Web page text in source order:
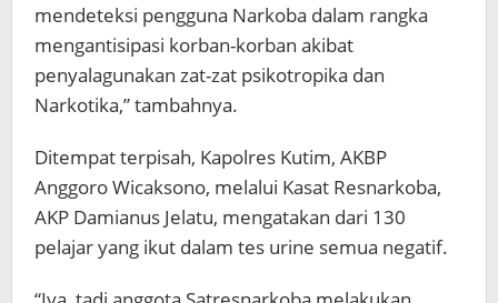
mendeteksi pengguna Narkoba dalam rangka
mengantisipasi korban-korban akibat
penyalagunakan zat-zat psikotropika dan
Narkotika,” tambahnya.
Ditempat terpisah, Kapolres Kutim, AKBP
Anggoro Wicaksono, melalui Kasat Resnarkoba,
AKP Damianus Jelatu, mengatakan dari 130
pelajar yang ikut dalam tes urine semua negatif.